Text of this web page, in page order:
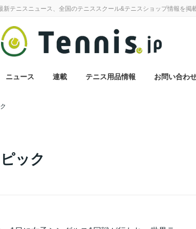
テニスニュース、全国のテニススクール&テニスショップ情報を掲
ニュース 連載 テニス用品情報 お問い合わ
ック